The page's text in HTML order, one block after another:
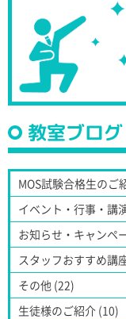
教室ブログ
MOS試験合格生のご
イベント・行事・講
お知らせ・キャンペ
スタッフおすすめ講
その他 (22)
生徒様のご紹介 (10)